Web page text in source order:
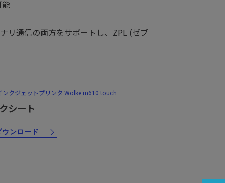
リ通信の両方をサポートし、ZPL (ゼブ
ンクジェットプリンタ Wolke m610 touch
シート
ンロード